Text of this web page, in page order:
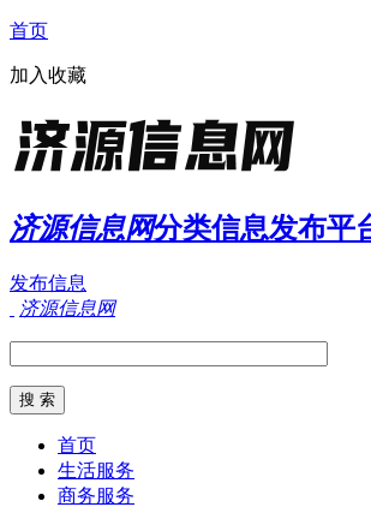
首页
加入收藏
济源信息网分类信息发布平
发布信息
济源信息网
首页
生活服务
商务服务